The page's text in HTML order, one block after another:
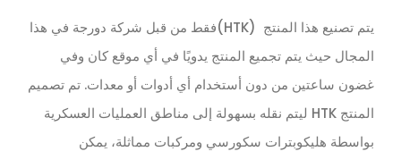
يتم تصنيع هذا المنتج (HTK)فقط من قبل شركة دورجة في هذا
المجال حيث يتم تجميع المنتج يدويًا في أي موقع كان وفي
غضون ساعتين من دون أستخدام أي أدوات أو معدات. تم تصميم
المنتج HTK ليتم نقله بسهولة إلى مناطق العمليات العسكرية
بواسطة هليكوبترات سكورسي ومركبات مماثلة، يمكن